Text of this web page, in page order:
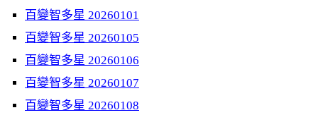
百變智多星 20260101
百變智多星 20260105
百變智多星 20260106
百變智多星 20260107
百變智多星 20260108